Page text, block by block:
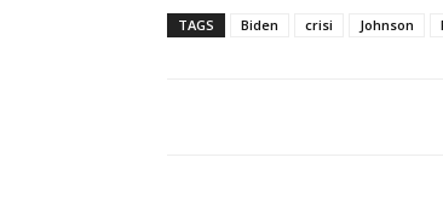
TAGS Biden crisi Johnson